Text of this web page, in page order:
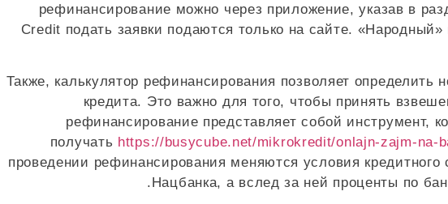
рефинансирование можно через приложение, указав в
Credit подать заявки подаются только на сайте.
Также, калькулятор рефинансирования позволяет
кредита. Это важно для того, чтобы принять
рефинансирование представляет собой инструмент,
получать https://busycube.net/mikrokredit/onlajn-zajm-na-
проведении рефинансирования меняются условия
Нацбанка, а вслед за ней проценты по